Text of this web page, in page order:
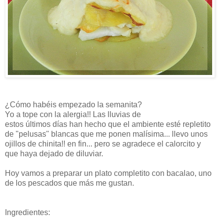
¿Cómo habéis empezado la semanita?
Yo a tope con la alergia!! Las lluvias de
estos últimos días han hecho que el ambiente esté repletito
de "pelusas" blancas que me ponen malísima... llevo unos
ojillos de chinita!! en fin... pero se agradece el calorcito y
que haya dejado de diluviar.
Hoy vamos a preparar un plato completito con bacalao, uno
de los pescados que más me gustan.
Ingredientes: